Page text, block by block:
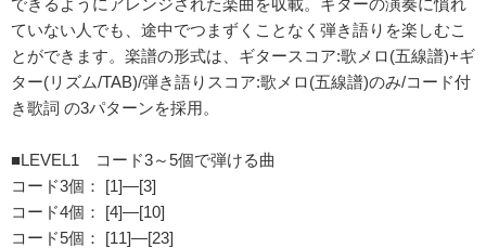
できるようにアレンジされた楽曲を収載。ギターの演奏に慣れ
ていない人でも、途中でつまずくことなく弾き語りを楽しむこ
とができます。楽譜の形式は、ギタースコア:歌メロ(五線譜)+ギ
ター(リズム/TAB)/弾き語りスコア:歌メロ(五線譜)のみ/コード付
き歌詞 の3パターンを採用。
■LEVEL1 コード3～5個で弾ける曲
コード3個： [1]―[3]
コード4個： [4]―[10]
コード5個： [11]―[23]